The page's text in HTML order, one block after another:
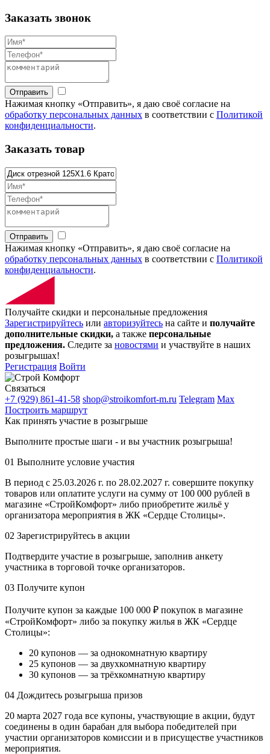
Заказать звонок
Отправить
Нажимая кнопку «Отправить», я даю своё согласие на
обработку персональных данных в соответствии с Политикой
конфиденциальности.
Заказать товар
Отправить
Нажимая кнопку «Отправить», я даю своё согласие на
обработку персональных данных в соответствии с Политикой
конфиденциальности.
Получайте скидки и персональные предложения
Зарегистрируйтесь или авторизуйтесь на сайте и получайте
дополнительные скидки, а также персональные
предложения. Следите за новостями и участвуйте в наших
розыгрышах!
Регистрация Войти
Связаться
+7 (929) 861-41-58 shop@stroikomfort-m.ru Telegram Max
Построить маршрут
Как принять участие в розыгрыше
Выполните простые шаги - и вы участник розыгрыша!
01 Выполните условие участия
В период с 25.03.2026 г. по 28.02.2027 г. совершите покупку
товаров или оплатите услуги на сумму от 100 000 рублей в
магазине «СтройКомфорт» либо приобретите жильё у
организатора мероприятия в ЖК «Сердце Столицы».
02 Зарегистрируйтесь в акции
Подтвердите участие в розыгрыше, заполнив анкету
участника в торговой точке организаторов.
03 Получите купон
Получите купон за каждые 100 000 ₽ покупок в магазине
«СтройКомфорт» либо за покупку жилья в ЖК «Сердце
Столицы»:
20 купонов — за однокомнатную квартиру
25 купонов — за двухкомнатную квартиру
30 купонов — за трёхкомнатную квартиру
04 Дождитесь розыгрыша призов
20 марта 2027 года все купоны, участвующие в акции, будут
соединены в один барабан для выбора победителей при
участии организаторов комиссии и в присуществе участников
мероприятия.